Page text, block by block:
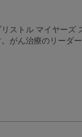
ストル マイヤーズ
がん治療のリーダ